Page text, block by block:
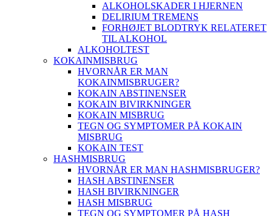
ALKOHOLSKADER I HJERNEN
DELIRIUM TREMENS
FORHØJET BLODTRYK RELATERET
TIL ALKOHOL
ALKOHOLTEST
KOKAINMISBRUG
HVORNÅR ER MAN
KOKAINMISBRUGER?
KOKAIN ABSTINENSER
KOKAIN BIVIRKNINGER
KOKAIN MISBRUG
TEGN OG SYMPTOMER PÅ KOKAIN
MISBRUG
KOKAIN TEST
HASHMISBRUG
HVORNÅR ER MAN HASHMISBRUGER?
HASH ABSTINENSER
HASH BIVIRKNINGER
HASH MISBRUG
TEGN OG SYMPTOMER PÅ HASH